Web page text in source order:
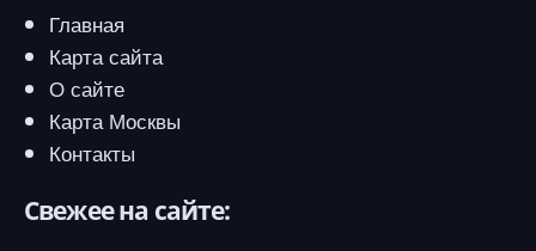
Главная
Карта сайта
О сайте
Карта Москвы
Контакты
Свежее на сайте: